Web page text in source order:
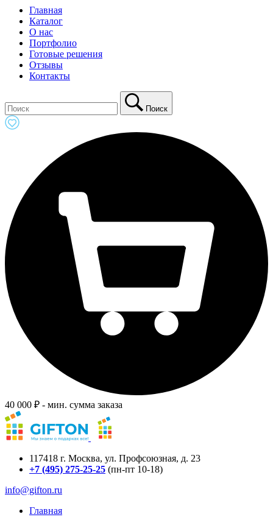
Главная
Каталог
О нас
Портфолио
Готовые решения
Отзывы
Контакты
Поиск
40 000 ₽ - мин. сумма заказа
117418 г. Москва, ул. Профсоюзная, д. 23
+7 (495) 275-25-25 (пн-пт 10-18)
info@gifton.ru
Главная